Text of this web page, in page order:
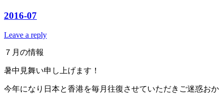
2016-07
Leave a reply
７月の情報
暑中見舞い申し上げます！
今年になり日本と香港を毎月往復させていただきご迷惑おか